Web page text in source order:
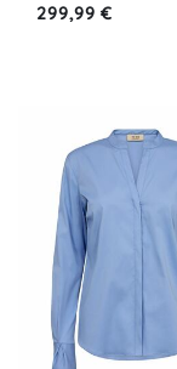
299,99 €